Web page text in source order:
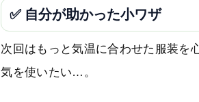
✅ 自分が助かった小ワザ
次回はもっと気温に合わせた服装を
気を使いたい…。